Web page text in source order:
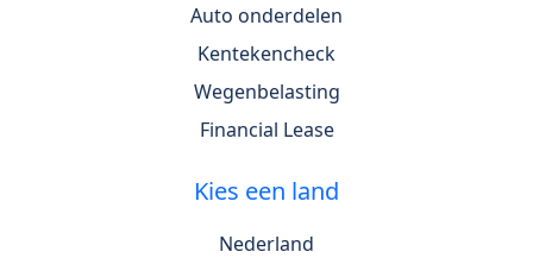
Auto onderdelen
Kentekencheck
Wegenbelasting
Financial Lease
Kies een land
Nederland